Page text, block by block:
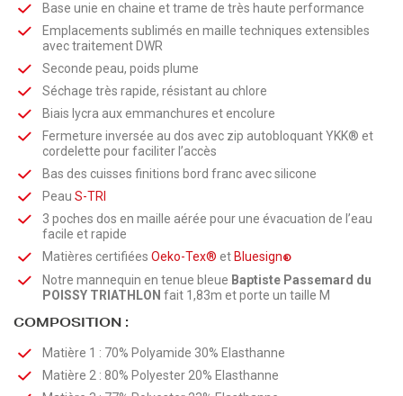
Base unie en chaine et trame de très haute performance
Emplacements sublimés en maille techniques extensibles
avec traitement DWR
Seconde peau, poids plume
Séchage très rapide, résistant au chlore
Biais lycra aux emmanchures et encolure
Fermeture inversée au dos avec zip autobloquant YKK® et
cordelette pour faciliter l’accès
Bas des cuisses finitions bord franc avec silicone
Peau S-TRI
3 poches dos en maille aérée pour une évacuation de l’eau
facile et rapide
Matières certifiées Oeko-Tex® et Bluesign®
Notre mannequin en tenue bleue Baptiste Passemard du
POISSY TRIATHLON fait 1,83m et porte un taille M
COMPOSITION :
Matière 1 : 70% Polyamide 30% Elasthanne
Matière 2 : 80% Polyester 20% Elasthanne